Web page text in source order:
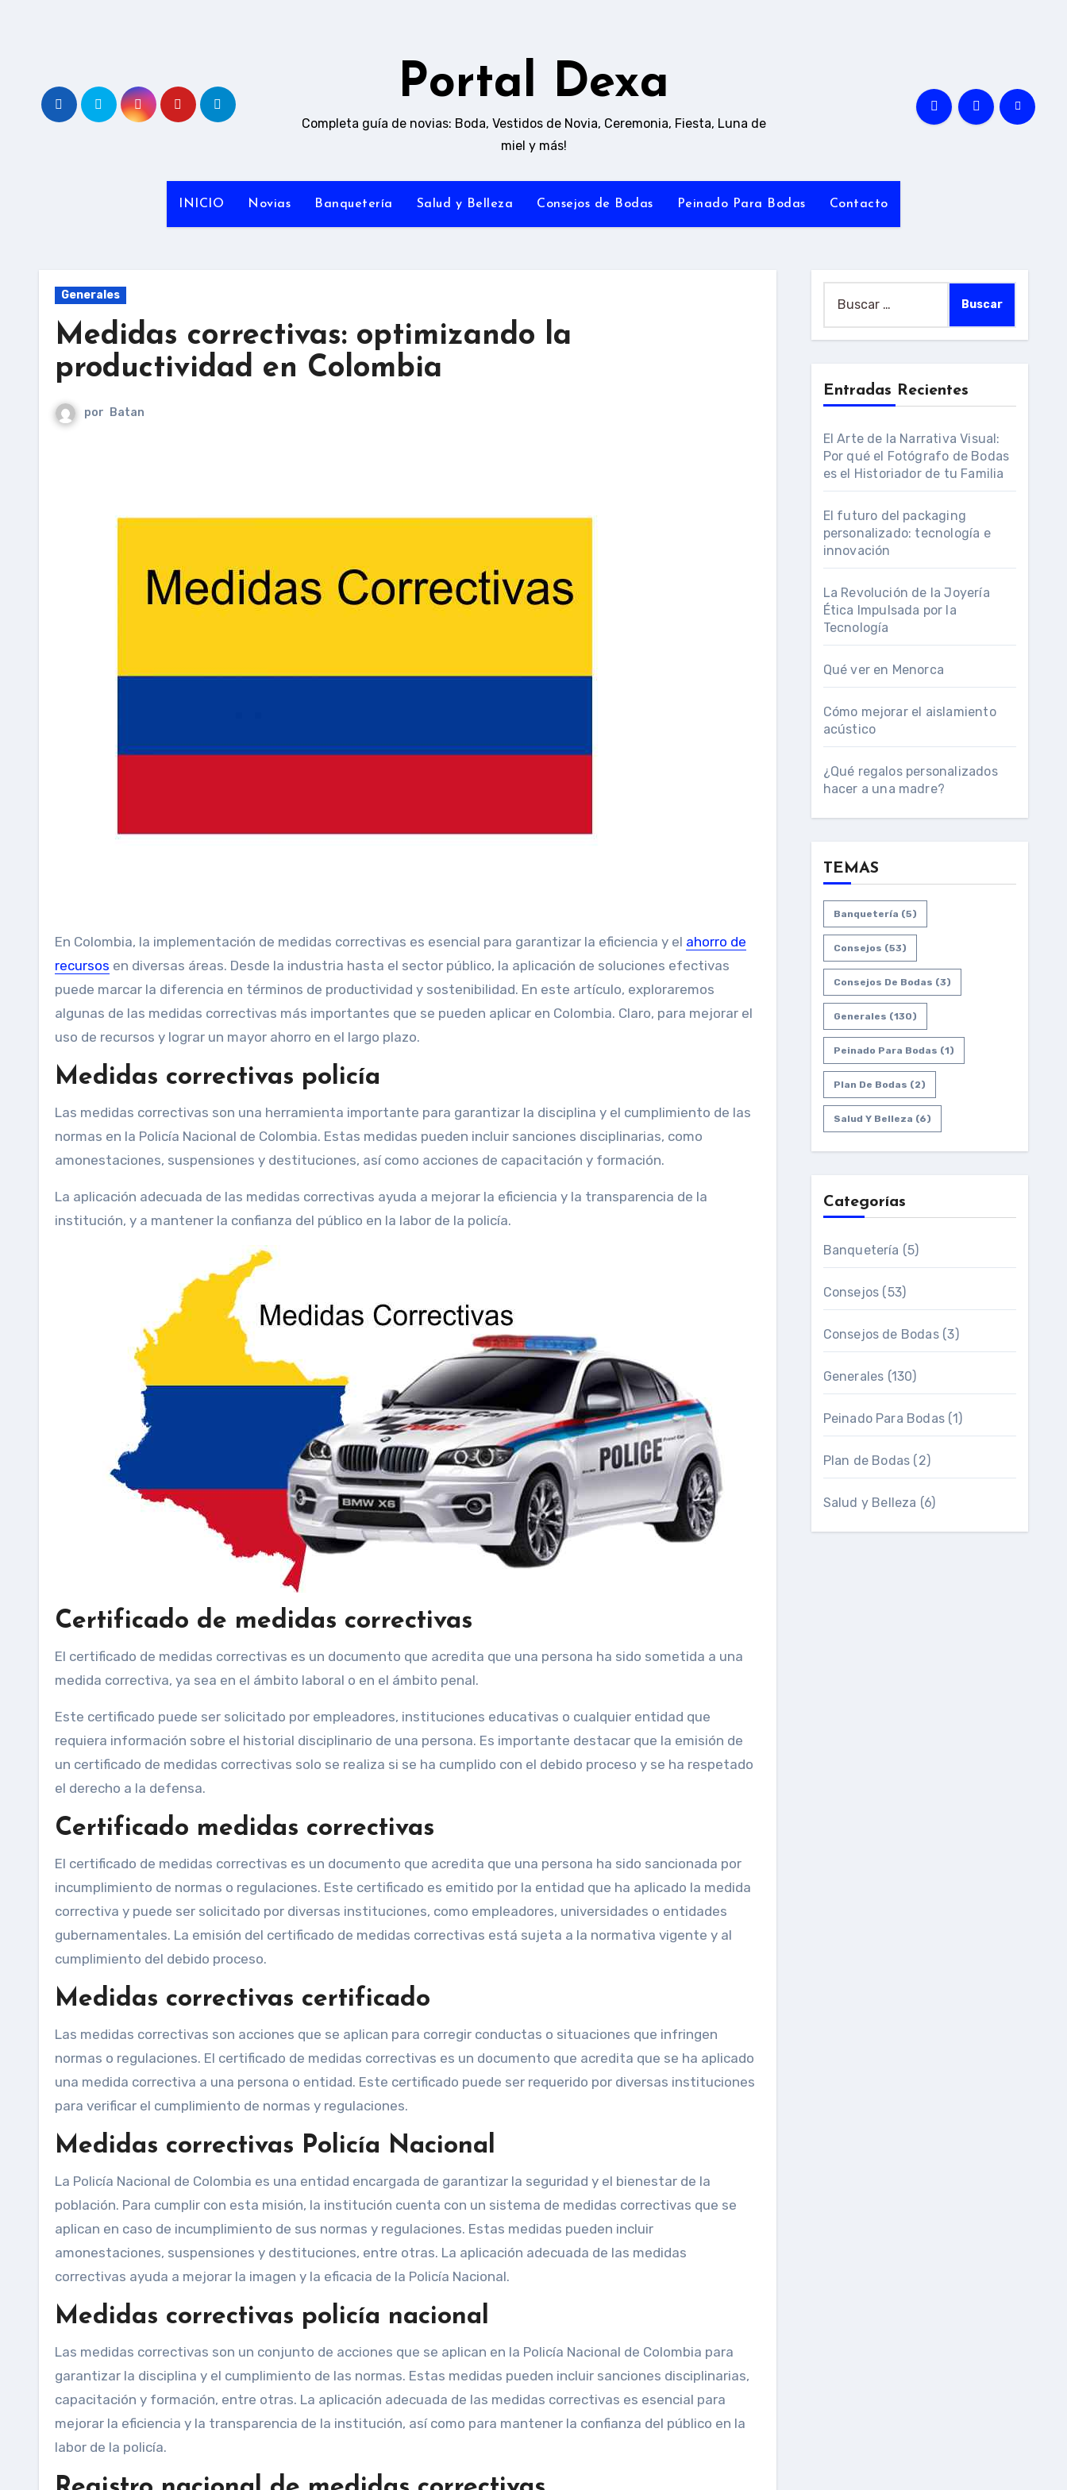
Portal Dexa
Completa guía de novias: Boda, Vestidos de Novia, Ceremonia, Fiesta, Luna de
miel y más!
INICIO Novias Banquetería Salud y Belleza Consejos de Bodas Peinado Para Bodas Contacto
Generales
Medidas correctivas: optimizando la
productividad en Colombia
por Batan
En Colombia, la implementación de medidas correctivas es esencial para garantizar la eficiencia y el ahorro de
recursos en diversas áreas. Desde la industria hasta el sector público, la aplicación de soluciones efectivas
puede marcar la diferencia en términos de productividad y sostenibilidad. En este artículo, exploraremos
algunas de las medidas correctivas más importantes que se pueden aplicar en Colombia. Claro, para mejorar el
uso de recursos y lograr un mayor ahorro en el largo plazo.
Medidas correctivas policía
Las medidas correctivas son una herramienta importante para garantizar la disciplina y el cumplimiento de las
normas en la Policía Nacional de Colombia. Estas medidas pueden incluir sanciones disciplinarias, como
amonestaciones, suspensiones y destituciones, así como acciones de capacitación y formación.
La aplicación adecuada de las medidas correctivas ayuda a mejorar la eficiencia y la transparencia de la
institución, y a mantener la confianza del público en la labor de la policía.
Certificado de medidas correctivas
El certificado de medidas correctivas es un documento que acredita que una persona ha sido sometida a una
medida correctiva, ya sea en el ámbito laboral o en el ámbito penal.
Este certificado puede ser solicitado por empleadores, instituciones educativas o cualquier entidad que
requiera información sobre el historial disciplinario de una persona. Es importante destacar que la emisión de
un certificado de medidas correctivas solo se realiza si se ha cumplido con el debido proceso y se ha respetado
el derecho a la defensa.
Certificado medidas correctivas
El certificado de medidas correctivas es un documento que acredita que una persona ha sido sancionada por
incumplimiento de normas o regulaciones. Este certificado es emitido por la entidad que ha aplicado la medida
correctiva y puede ser solicitado por diversas instituciones, como empleadores, universidades o entidades
gubernamentales. La emisión del certificado de medidas correctivas está sujeta a la normativa vigente y al
cumplimiento del debido proceso.
Medidas correctivas certificado
Las medidas correctivas son acciones que se aplican para corregir conductas o situaciones que infringen
normas o regulaciones. El certificado de medidas correctivas es un documento que acredita que se ha aplicado
una medida correctiva a una persona o entidad. Este certificado puede ser requerido por diversas instituciones
para verificar el cumplimiento de normas y regulaciones.
Medidas correctivas Policía Nacional
La Policía Nacional de Colombia es una entidad encargada de garantizar la seguridad y el bienestar de la
población. Para cumplir con esta misión, la institución cuenta con un sistema de medidas correctivas que se
aplican en caso de incumplimiento de sus normas y regulaciones. Estas medidas pueden incluir
amonestaciones, suspensiones y destituciones, entre otras. La aplicación adecuada de las medidas
correctivas ayuda a mejorar la imagen y la eficacia de la Policía Nacional.
Medidas correctivas policía nacional
Las medidas correctivas son un conjunto de acciones que se aplican en la Policía Nacional de Colombia para
garantizar la disciplina y el cumplimiento de las normas. Estas medidas pueden incluir sanciones disciplinarias,
capacitación y formación, entre otras. La aplicación adecuada de las medidas correctivas es esencial para
mejorar la eficiencia y la transparencia de la institución, así como para mantener la confianza del público en la
labor de la policía.
Entradas Recientes
El Arte de la Narrativa Visual:
Por qué el Fotógrafo de Bodas
es el Historiador de tu Familia
El futuro del packaging
personalizado: tecnología e
innovación
La Revolución de la Joyería
Ética Impulsada por la
Tecnología
Qué ver en Menorca
Cómo mejorar el aislamiento
acústico
¿Qué regalos personalizados
hacer a una madre?
TEMAS
Banquetería (5)
Consejos (53)
Consejos De Bodas (3)
Generales (130)
Peinado Para Bodas (1)
Plan De Bodas (2)
Salud Y Belleza (6)
Categorías
Banquetería (5)
Consejos (53)
Consejos de Bodas(3)
Generales (130)
Peinado Para Bodas (1)
Plan de Bodas (2)
Salud y Belleza (6)